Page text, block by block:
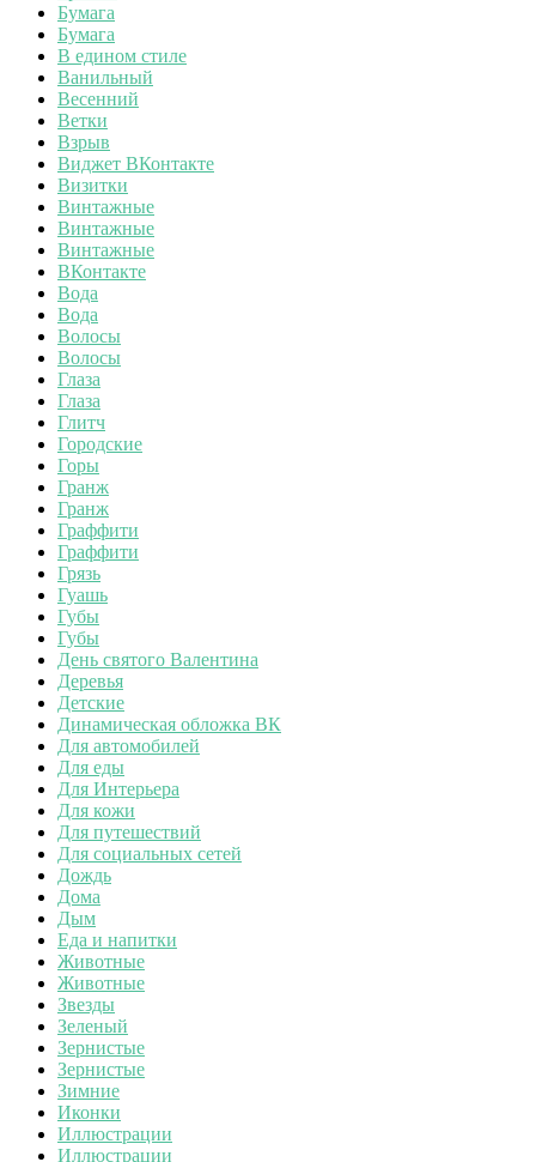
Бумага
Бумага
В едином стиле
Ванильный
Весенний
Ветки
Взрыв
Виджет ВКонтакте
Визитки
Винтажные
Винтажные
Винтажные
ВКонтакте
Вода
Вода
Волосы
Волосы
Глаза
Глаза
Глитч
Городские
Горы
Гранж
Гранж
Граффити
Граффити
Грязь
Гуашь
Губы
Губы
День святого Валентина
Деревья
Детские
Динамическая обложка ВК
Для автомобилей
Для еды
Для Интерьера
Для кожи
Для путешествий
Для социальных сетей
Дождь
Дома
Дым
Еда и напитки
Животные
Животные
Звезды
Зеленый
Зернистые
Зернистые
Зимние
Иконки
Иллюстрации
Иллюстрации